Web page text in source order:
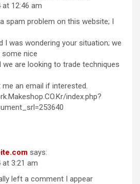
at 12:46 am
spam problem on this website; I
I was wondering your situation; we
some nice
we are looking to trade techniques
an email if interested.
index.php?
says:
at 3:21 am
left a comment I appear